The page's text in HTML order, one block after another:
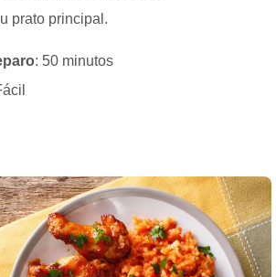
prato principal.
: 50 minutos